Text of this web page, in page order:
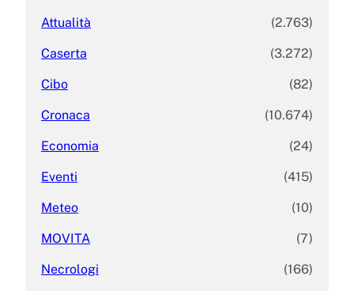
Attualità (2.763)
Caserta (3.272)
Cibo (82)
Cronaca (10.674)
Economia (24)
Eventi (415)
Meteo (10)
MOVITA (7)
Necrologi (166)